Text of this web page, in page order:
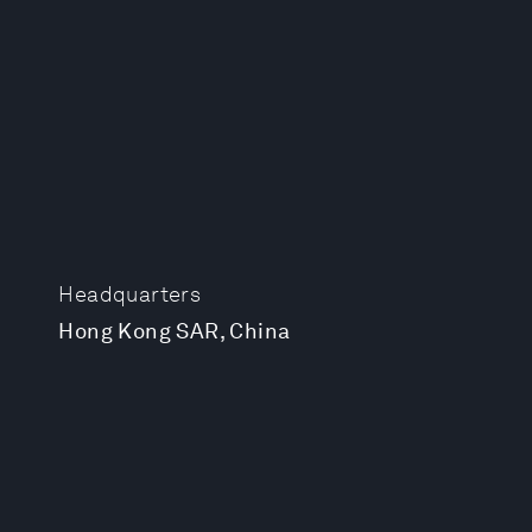
Headquarters
Hong Kong SAR, China